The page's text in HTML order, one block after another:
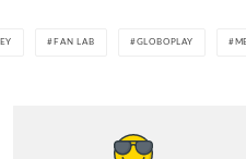
FAN LAB GLOBOPLAY